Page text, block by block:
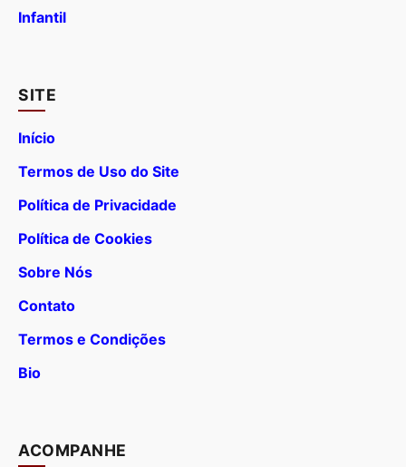
Infantil
SITE
Início
Termos de Uso do Site
Política de Privacidade
Política de Cookies
Sobre Nós
Contato
Termos e Condições
Bio
ACOMPANHE